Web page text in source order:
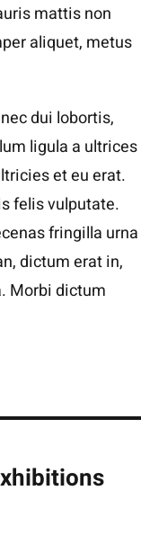
mattis non
aliquet, metus
dui lobortis,
ligula a ultrices
et eu erat.
felis vulputate.
fringilla urna
dictum erat in,
Morbi dictum